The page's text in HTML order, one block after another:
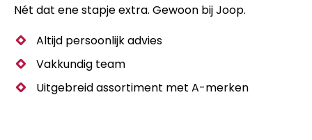
Nét dat ene stapje extra. Gewoon bij Joop.
Altijd persoonlijk advies
Vakkundig team
Uitgebreid assortiment met A-merken